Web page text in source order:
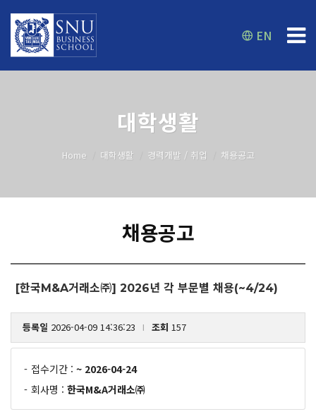
EN
대학생활
Home 대학생활 경력개발 / 취업 채용공고
채용공고
[한국M&A거래소㈜] 2026년 각 부문별 채용(~4/24)
등록일 2026-04-09 14:36:23 조회 157
- 접수기간 : ~ 2026-04-24
- 회사명 : 한국M&A거래소㈜